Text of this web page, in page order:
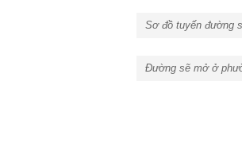
Sơ đồ tuyến đường
Đường sẽ mở ở